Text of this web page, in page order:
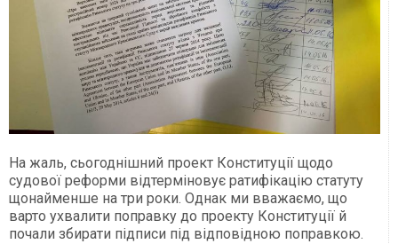
На жаль, сьогоднішний проект Конституції щодо
судової реформи відтерміновує ратифікацію статуту
щонайменше на три роки. Однак ми вважаємо, що
варто ухвалити поправку до проекту Конституції й
почали збирати підписи під відповідною поправкою.